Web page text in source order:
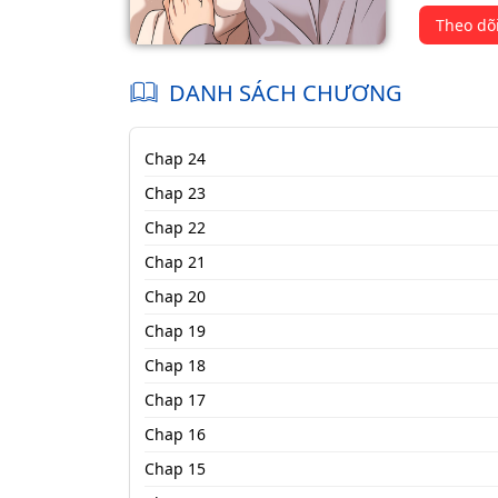
Theo
DANH SÁCH CHƯƠNG
Chap 24
Chap 23
Chap 22
Chap 21
Chap 20
Chap 19
Chap 18
Chap 17
Chap 16
Chap 15